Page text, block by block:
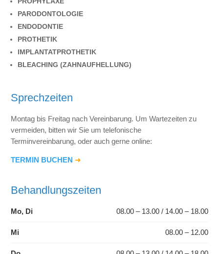
PARODONTOLOGIE
ENDODONTIE
PROTHETIK
IMPLANTATPROTHETIK
BLEACHING (ZAHNAUFHELLUNG)
Sprechzeiten
Montag bis Freitag nach Vereinbarung. Um Wartezeiten zu
vermeiden, bitten wir Sie um telefonische
Terminvereinbarung, oder auch gerne online:
TERMIN BUCHEN ➜
Behandlungszeiten
Mo, Di 08.00 – 13.00 / 14.00 – 18.00
Mi 08.00 – 12.00